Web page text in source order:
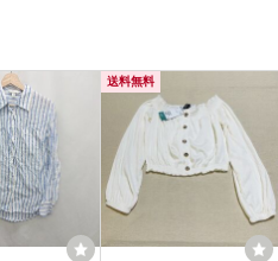
送料無料